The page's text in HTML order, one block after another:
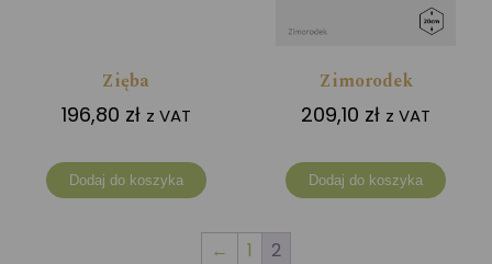
Zięba
196,80 zł z VAT
Dodaj do koszyka
Zimorodek
209,10 zł z VAT
Dodaj do koszyka
← 1 2